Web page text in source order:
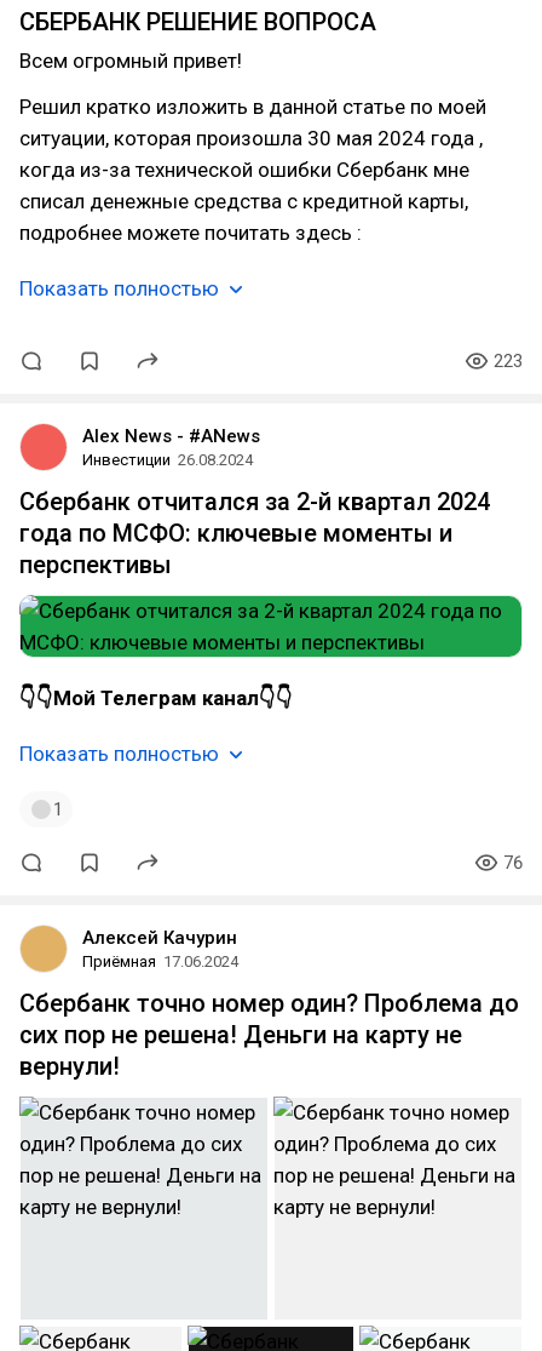
СБЕРБАНК РЕШЕНИЕ ВОПРОСА
Всем огромный привет!
Решил кратко изложить в данной статье по моей
ситуации, которая произошла 30 мая 2024 года ,
когда из-за технической ошибки Сбербанк мне
списал денежные средства с кредитной карты,
подробнее можете почитать здесь :
Показать полностью
223
Alex News - #ANews
Инвестиции 26.08.2024
Сбербанк отчитался за 2-й квартал 2024
года по МСФО: ключевые моменты и
перспективы
👇👇Мой Телеграм канал👇👇
Показать полностью
1
76
Алексей Качурин
Приёмная 17.06.2024
Сбербанк точно номер один? Проблема до
сих пор не решена! Деньги на карту не
вернули!